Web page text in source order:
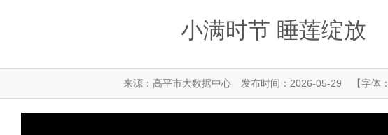
小满时节 睡莲绽放
来源：高平市大数据中心 发布时间：2026-05-29 【字体